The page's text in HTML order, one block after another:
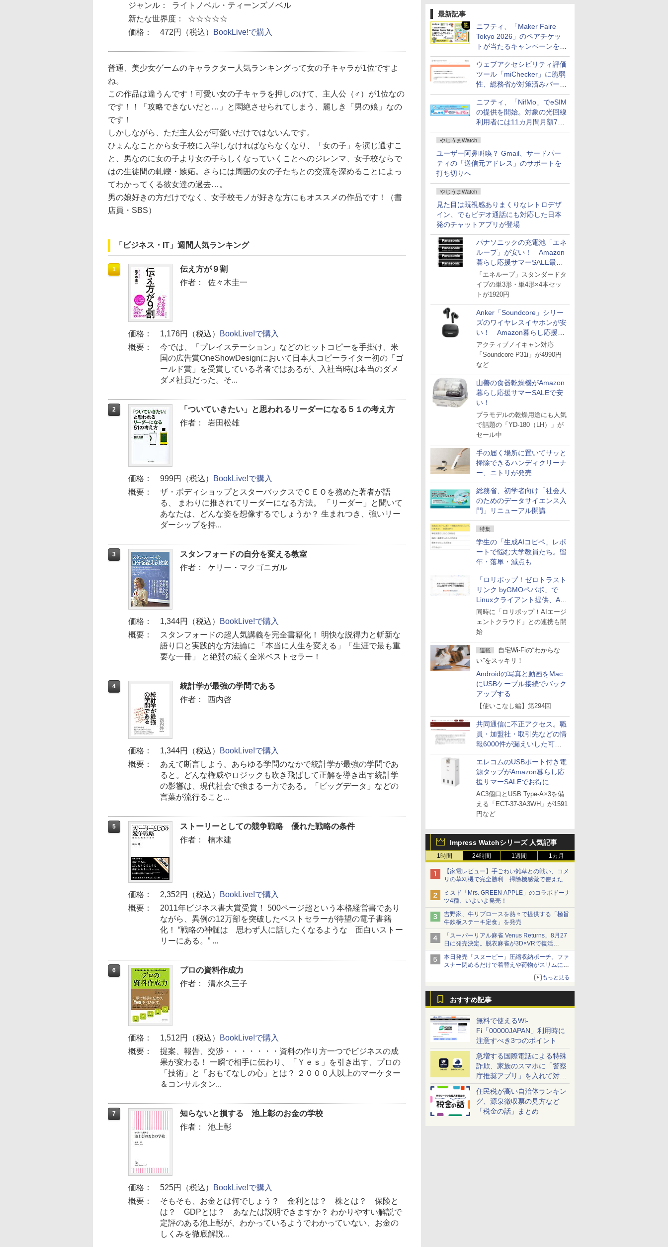
最新記事
ニフティ、「Maker Faire
Tokyo 2026」のペアチケッ
トが当たるキャンペーンをX
で実施。8月16日まで
ウェブアクセシビリティ評価
ツール「miChecker」に脆弱
性、総務省が対策済みバージ
ョンへの更新を呼び掛け
ニフティ、「NifMo」でeSIM
の提供を開始。対象の光回線
利用者には11カ月間月額770
円割引のキャンペーン
やじうまWatch
ユーザー阿鼻叫喚？ Gmail、サードパー
ティの「送信元アドレス」のサポートを
打ち切りへ
やじうまWatch
見た目は既視感ありまくりなレトロデザ
イン、でもビデオ通話にも対応した日本
発のチャットアプリが登場
パナソニックの充電池「エネ
ループ」が安い！ Amazon
暮らし応援サマーSALE最終
日
「エネループ」スタンダードタ
イプの単3形・単4形×4本セッ
トが1920円
Anker「Soundcore」シリー
ズのワイヤレスイヤホンが安
い！ Amazon暮らし応援サ
マーSALE
アクティブノイキャン対応
「Soundcore P31i」が4990円
など
山善の食器乾燥機がAmazon
暮らし応援サマーSALEで安
い！
プラモデルの乾燥用途にも人気
で話題の「YD-180（LH）」が
セール中
手の届く場所に置いてサッと
掃除できるハンディクリーナ
ー、ニトリが発売
総務省、初学者向け「社会人
のためのデータサイエンス入
門」リニューアル開講
特集
学生の「生成AIコピペ」レポ
ートで悩む大学教員たち。留
年・落単・減点も
「ロリポップ！ゼロトラスト
リンク byGMOペパボ」で
Linuxクライアント提供、AI
エージェントの接続が容易に
同時に「ロリポップ！AIエージ
ェントクラウド」との連携も開
始
連載
自宅Wi-Fiの“わからな
い”をスッキリ！
Androidの写真と動画をMac
にUSBケーブル接続でバック
アップする
【使いこなし編】第294回
共同通信に不正アクセス。職
員・加盟社・取引先などの情
報6000件が漏えいした可能
性
エレコムのUSBポート付き電
源タップがAmazon暮らし応
援サマーSALEでお得に
AC3個口とUSB Type-A×3を備
える「ECT-37-3A3WH」が1591
円など
Impress Watchシリーズ 人気記事
1時間 24時間 1週間 1カ月
【家電レビュー】手ごわい雑草との戦い、コメ
リの草刈機で完全勝利 掃除機感覚で使えた
ミスド「Mrs. GREEN APPLE」のコラボドーナ
ツ4種、いよいよ発売！
吉野家、牛リブロースを熱々で提供する「極旨
牛鉄板ステーキ定食」を発売
「スーパーリアル麻雀 Venus Returns」8月27
日に発売決定。脱衣麻雀が3D×VRで復活
発売から2週間は20%オフになるセールが実施
本日発売「スヌーピー」圧縮収納ポーチ。ファ
スナー閉めるだけで着替えや荷物がスリムにま
もっと見る
おすすめ記事
無料で使えるWi-
Fi「00000JAPAN」利用時に
注意すべき3つのポイント
急増する国際電話による特殊
詐欺、家族のスマホに「警察
庁推奨アプリ」を入れて対策
しよう！
住民税が高い自治体ランキン
グ、源泉徴収票の見方など
「税金の話」まとめ
ジャンル：
ライトノベル・ティーンズノベル
新たな世界度：
☆☆☆☆☆
価格：
472円（税込） BookLive!で購入
普通、美少女ゲームのキャラクター人気ランキングって女の子キャラが1位ですよ
ね。
この作品は違うんです！可愛い女の子キャラを押しのけて、主人公（♂）が1位なの
です！！「攻略できないだと…」と悶絶させられてしまう、麗しき「男の娘」なの
です！
しかしながら、ただ主人公が可愛いだけではないんです。
ひょんなことから女子校に入学しなければならなくなり、「女の子」を演じ通すこ
と、男なのに女の子より女の子らしくなっていくことへのジレンマ、女子校ならで
はの生徒間の軋轢・嫉妬。さらには周囲の女の子たちとの交流を深めることによっ
てわかってくる彼女達の過去…。
男の娘好きの方だけでなく、女子校モノが好きな方にもオススメの作品です！（書
店員・SBS）
「ビジネス・IT」週間人気ランキング
1
伝え方が９割
作者：
佐々木圭一
価格： 1,176円（税込）
BookLive!で購入
概要：
今では、「プレイステーション」などのヒットコピーを手掛け、米
国の広告賞OneShowDesignにおいて日本人コピーライター初の「ゴ
ールド賞」を受賞している著者ではあるが、入社当時は本当のダメ
ダメ社員だった。そ...
2
「ついていきたい」と思われるリーダーになる５１の考え方
作者：
岩田松雄
価格： 999円（税込）
BookLive!で購入
概要：
ザ・ボディショップとスターバックスでＣＥＯを務めた著者が語
る、 まわりに推されてリーダーになる方法。 「リーダー」と聞いて
あなたは、どんな姿を想像するでしょうか？ 生まれつき、強いリー
ダーシップを持...
3
スタンフォードの自分を変える教室
作者：
ケリー・マクゴニガル
価格： 1,344円（税込）
BookLive!で購入
概要：
スタンフォードの超人気講義を完全書籍化！ 明快な説得力と斬新な
語り口と実践的な方法論に 「本当に人生を変える」「生涯で最も重
要な一冊」 と絶賛の続く全米ベストセラー！
4
統計学が最強の学問である
作者：
西内啓
価格： 1,344円（税込）
BookLive!で購入
概要：
あえて断言しよう。あらゆる学問のなかで統計学が最強の学問であ
ると。どんな権威やロジックも吹き飛ばして正解を導き出す統計学
の影響は、現代社会で強まる一方である。「ビッグデータ」などの
言葉が流行ること...
5
ストーリーとしての競争戦略 優れた戦略の条件
作者：
楠木建
価格： 2,352円（税込）
BookLive!で購入
概要：
2011年ビジネス書大賞受賞！ 500ページ超という本格経営書であり
ながら、異例の12万部を突破したベストセラーが待望の電子書籍
化！ “戦略の神髄は 思わず人に話したくなるような 面白いストー
リーにある。” ...
6
プロの資料作成力
作者：
清水久三子
価格： 1,512円（税込）
BookLive!で購入
概要：
提案、報告、交渉・・・・・・・資料の作り方一つでビジネスの成
果が変わる！ 一瞬で相手に伝わり、「Ｙｅｓ」を引き出す、プロの
「技術」と「おもてなしの心」とは？ ２０００人以上のマーケター
＆コンサルタン...
7
知らないと損する 池上彰のお金の学校
作者：
池上彰
価格： 525円（税込）
BookLive!で購入
概要：
そもそも、お金とは何でしょう？ 金利とは？ 株とは？ 保険と
は？ GDPとは？ あなたは説明できますか？ わかりやすい解説で
定評のある池上彰が、わかっているようでわかっていない、お金の
しくみを徹底解説...